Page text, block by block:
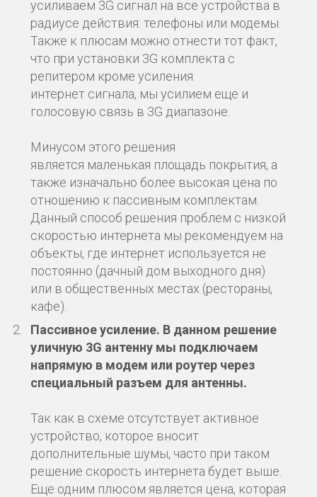
усиливаем 3G сигнал на все устройства в
радиусе действия: телефоны или модемы.
Также к плюсам можно отнести тот факт,
что при установки 3G комплекта с
репитером кроме усиления
интернет сигнала, мы усилием еще и
голосовую связь в 3G диапазоне.
Минусом этого решения
является маленькая площадь покрытия, а
также изначально более высокая цена по
отношению к пассивным комплектам.
Данный способ решения проблем с низкой
скоростью интернета мы рекомендуем на
объекты, где интернет используется не
постоянно (дачный дом выходного дня)
или в общественных местах (рестораны,
кафе).
Пассивное усиление. В данном решение
уличную 3G антенну мы подключаем
напрямую в модем или роутер через
специальный разъем для антенны.
Так как в схеме отсутствует активное
устройство, которое вносит
дополнительные шумы, часто при таком
решение скорость интернета будет выше.
Еще одним плюсом является цена, которая